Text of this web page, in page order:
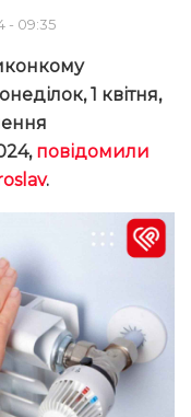
- 09:35
1 квітня,
повідомили
.